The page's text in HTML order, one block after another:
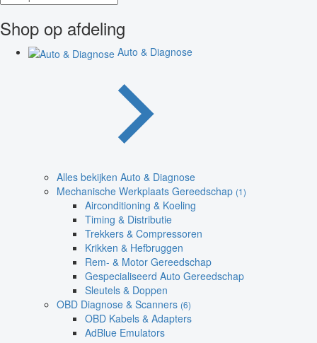
Shop op afdeling
Auto & Diagnose
Alles bekijken Auto & Diagnose
Mechanische Werkplaats Gereedschap (1)
Airconditioning & Koeling
Timing & Distributie
Trekkers & Compressoren
Krikken & Hefbruggen
Rem- & Motor Gereedschap
Gespecialiseerd Auto Gereedschap
Sleutels & Doppen
OBD Diagnose & Scanners (6)
OBD Kabels & Adapters
AdBlue Emulators